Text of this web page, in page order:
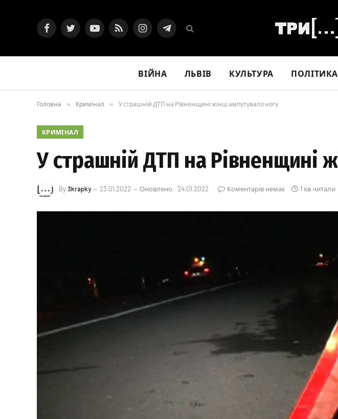
FacebookTwitterYouTubeRSS InstagramTelegram
ВІЙНА ЛЬВІВ КУЛЬТУРА ПОЛІТИКА
Головна » Кримінал » У страшній ДТП на Рівненщині жінці ампутувало ногу
КРИМІНАЛ
У страшній ДТП на Рівненщині
By 3krapky 23.01.2022 Оновлено: 24.01.2022 Коментарів немає 1 хв читали